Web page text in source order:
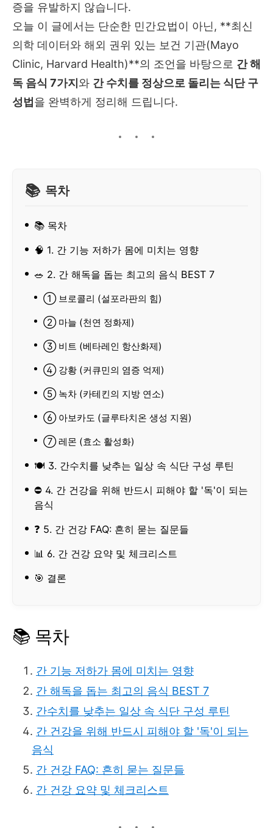
증을 유발하지 않습니다.
오늘 이 글에서는 단순한 민간요법이 아닌, **최신
의학 데이터와 해외 권위 있는 보건 기관(Mayo
Clinic, Harvard Health)**의 조언을 바탕으로 간 해
독 음식 7가지 와 간 수치를 정상으로 돌리는 식단 구
성법 을 완벽하게 정리해 드립니다.
목차
📚 목차
🧠 1. 간 기능 저하가 몸에 미치는 영향
🥗 2. 간 해독을 돕는 최고의 음식 BEST 7
① 브로콜리 (설포라판의 힘)
② 마늘 (천연 정화제)
③ 비트 (베타레인 항산화제)
④ 강황 (커큐민의 염증 억제)
⑤ 녹차 (카테킨의 지방 연소)
⑥ 아보카도 (글루타치온 생성 지원)
⑦ 레몬 (효소 활성화)
🍽 3. 간수치를 낮추는 일상 속 식단 구성 루틴
⛔ 4. 간 건강을 위해 반드시 피해야 할 '독'이 되는
음식
❓ 5. 간 건강 FAQ: 흔히 묻는 질문들
📊 6. 간 건강 요약 및 체크리스트
🎯 결론
📚 목차
간 기능 저하가 몸에 미치는 영향
간 해독을 돕는 최고의 음식 BEST 7
간수치를 낮추는 일상 속 식단 구성 루틴
간 건강을 위해 반드시 피해야 할 '독'이 되는
음식
간 건강 FAQ: 흔히 묻는 질문들
간 건강 요약 및 체크리스트